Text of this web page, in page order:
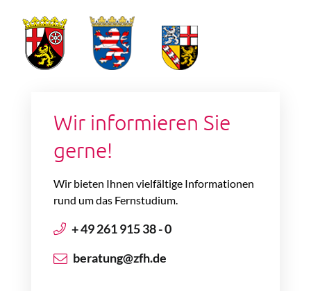
Wir informieren Sie
gerne!
Wir bieten Ihnen vielfältige Informationen
rund um das Fernstudium.
+ 49 261 915 38 - 0
beratung@zfh.de